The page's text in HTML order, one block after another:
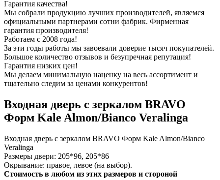
Гарантия качества!
Мы собрали продукцию лучших производителей, являемся
официальными партнерами сотни фабрик. Фирменная
гарантия производителя!
Работаем с 2008 года!
За эти годы работы мы завоевали доверие тысяч покупателей.
Большое количество отзывов и безупречная репутация!
Гарантия низких цен!
Мы делаем минимальную наценку на весь ассортимент и
тщательно следим за ценами конкурентов!
Входная дверь с зеркалом BRAVO
Форм Kale Almon/Bianco Veralinga
Входная дверь с зеркалом BRAVO Форм Kale Almon/Bianco
Veralinga
Размеры двери: 205*96, 205*86
Окрывание: правое, левое (на выбор).
Стоимость в любом из этих размеров и стороной